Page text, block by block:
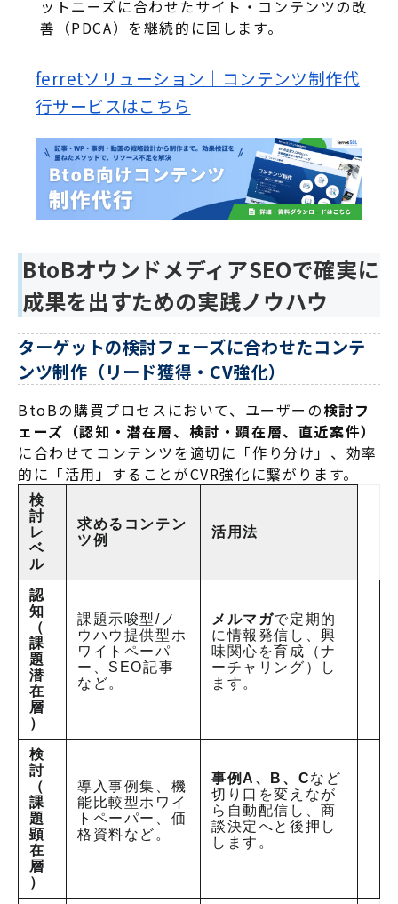
ットニーズに合わせたサイト・コンテンツの改
善（PDCA）を継続的に回します。
ferretソリューション｜コンテンツ制作代
行サービスはこちら
BtoBオウンドメディアSEOで確実に
成果を出すための実践ノウハウ
ターゲットの検討フェーズに合わせたコンテ
ンツ制作（リード獲得・CV強化）
BtoBの購買プロセスにおいて、ユーザーの検討フ
ェーズ（認知・潜在層、検討・顕在層、直近案件）
に合わせてコンテンツを適切に「作り分け」 、効率
的に「活用」することがCVR強化に繋がります。
検
討
レ
ベ
ル
求めるコンテン
ツ例
活用法
認
知
（
課
題
潜
在
層
）
課題示唆型/ノ
ウハウ提供型ホ
ワイトペーパ
ー、SEO記事
など。
メルマガで定期的
に情報発信し、興
味関心を育成（ナ
ーチャリング）し
ます 。
検
討
（
課
題
顕
在
層
）
導入事例集、機
能比較型ホワイ
トペーパー、価
格資料など。
事例A、B、Cなど
切り口を変えなが
ら自動配信し、商
談決定へと後押し
します 。